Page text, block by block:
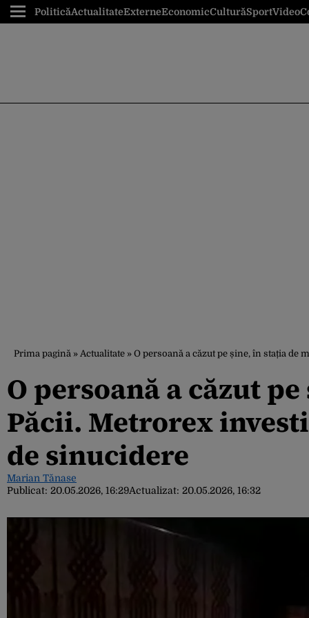
PoliticăActualitateExterneEconomicCulturăSportVideo
Prima pagină » Actualitate » O persoană a căzut pe șine, în stația de
O persoană a căzut
Păcii. Metrorex
de sinucidere
Marian Tănase
Publicat: 20.05.2026, 16:29Actualizat: 20.05.2026, 16:32